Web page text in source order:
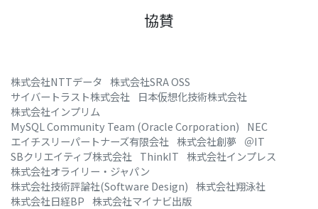
協賛
株式会社NTTデータ 株式会社SRA OSS
サイバートラスト株式会社
日本仮想化技術株式会社
株式会社インプリム
MySQL Community Team (Oracle Corporation)
NEC
エイチスリーパートナーズ有限会社 株式会社創夢
＠IT
SBクリエイティブ株式会社 ThinkIT 株式会社インプレス
株式会社オライリー・ジャパン
株式会社技術評論社(Software Design) 株式会社翔泳社
株式会社日経BP 株式会社マイナビ出版